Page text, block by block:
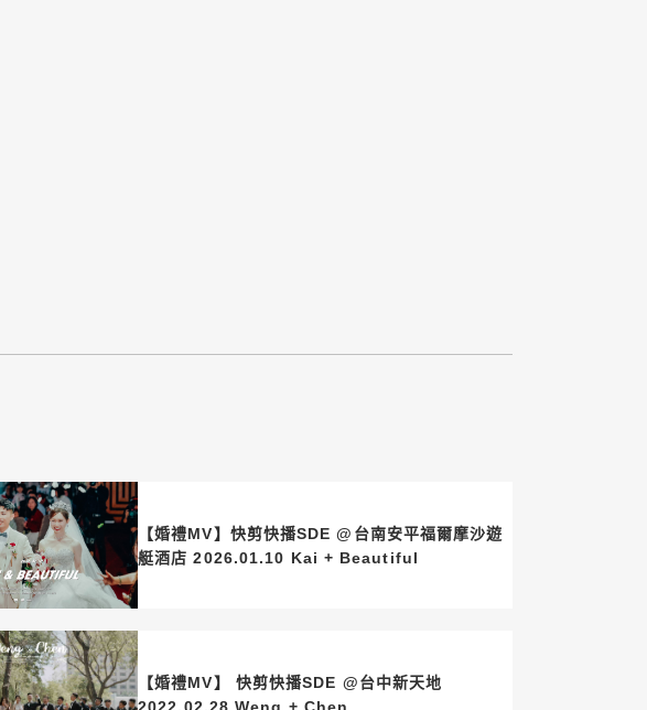
【婚禮MV】快剪快播SDE @台南安平福爾摩沙遊
艇酒店 2026.01.10 Kai + Beautiful
【婚禮MV】 快剪快播SDE @台中新天地
2022.02.28 Weng + Chen